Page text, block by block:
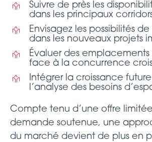
Suivre de près les
dans les principaux
Envisagez les possibilités
dans les nouveaux projets
Évaluer des
face à la concurrence
Intégrer la croissance
l’analyse des besoins
Compte tenu d’une offre
demande soutenue, une
du marché devient de plus en